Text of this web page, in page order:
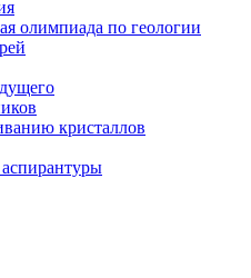
олимпиада по геологии
кристаллов